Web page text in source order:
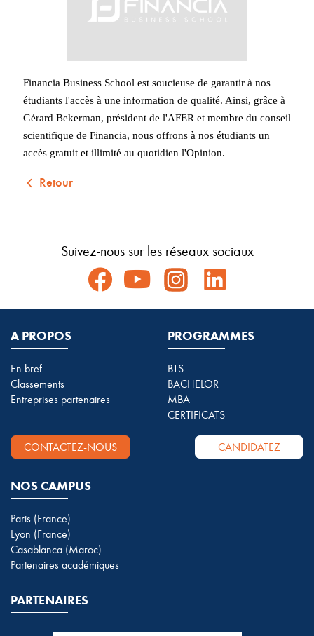
Financia Business School est soucieuse de garantir à nos
étudiants l'accès à une information de qualité. Ainsi, grâce à
Gérard Bekerman, président de l'AFER et membre du conseil
scientifique de Financia, nous offrons à nos étudiants un
accès gratuit et illimité au quotidien l'Opinion.
Retour
Suivez-nous sur les réseaux sociaux
A PROPOS
En bref
Classements
Entreprises partenaires
PROGRAMMES
BTS
BACHELOR
MBA
CERTIFICATS
CONTACTEZ-NOUS CANDIDATEZ
NOS CAMPUS
Paris (France)
Lyon (France)
Casablanca (Maroc)
Partenaires académiques
PARTENAIRES